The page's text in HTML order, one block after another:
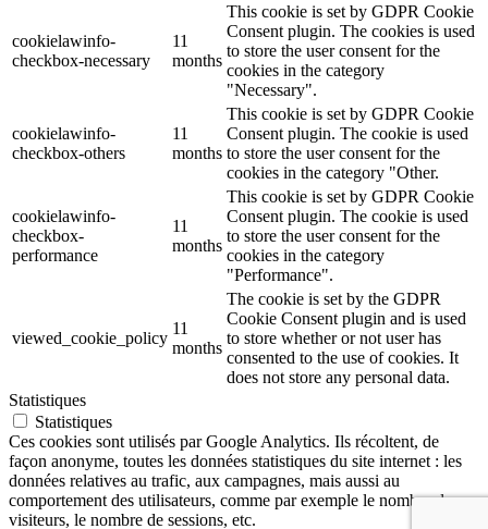
cookielawinfo-
checkbox-necessary
11
months
This cookie is set by GDPR Cookie
Consent plugin. The cookies is used
to store the user consent for the
cookies in the category
"Necessary".
cookielawinfo-
checkbox-others
11
months
This cookie is set by GDPR Cookie
Consent plugin. The cookie is used
to store the user consent for the
cookies in the category "Other.
cookielawinfo-
checkbox-
performance
11
months
This cookie is set by GDPR Cookie
Consent plugin. The cookie is used
to store the user consent for the
cookies in the category
"Performance".
viewed_cookie_policy
11
months
The cookie is set by the GDPR
Cookie Consent plugin and is used
to store whether or not user has
consented to the use of cookies. It
does not store any personal data.
Statistiques
Statistiques
Ces cookies sont utilisés par Google Analytics. Ils récoltent, de
façon anonyme, toutes les données statistiques du site internet : les
données relatives au trafic, aux campagnes, mais aussi au
comportement des utilisateurs, comme par exemple le nombre de
visiteurs, le nombre de sessions, etc.